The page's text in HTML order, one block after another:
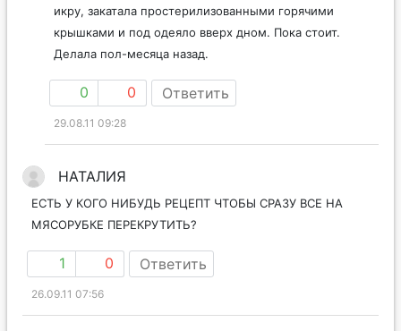
икру, закатала простерилизованными горячими
крышками и под одеяло вверх дном. Пока стоит.
Делала пол-месяца назад.
0 0 Ответить
29.08.11 09:28
НАТАЛИЯ
ЕСТЬ У КОГО НИБУДЬ РЕЦЕПТ ЧТОБЫ СРАЗУ ВСЕ НА
МЯСОРУБКЕ ПЕРЕКРУТИТЬ?
1 0 Ответить
26.09.11 07:56